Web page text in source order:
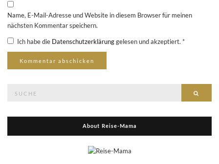
Name, E-Mail-Adresse und Website in diesem Browser für meinen
nächsten Kommentar speichern.
Ich habe die Datenschutzerklärunggelesen und akzeptiert. *
About Reise-Mama